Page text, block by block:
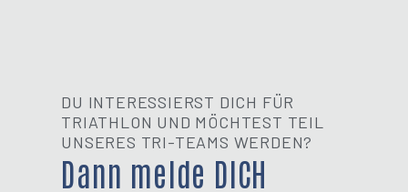
DU INTERESSIERST DICH FÜR
TRIATHLON UND MÖCHTEST TEIL
UNSERES TRI-TEAMS WERDEN?
Dann melde DICH